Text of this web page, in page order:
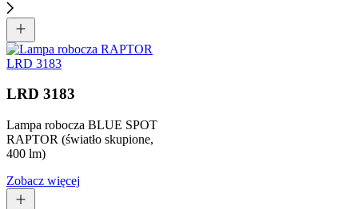
LRD 3183
Lampa robocza BLUE SPOT
RAPTOR (światło skupione,
400 lm)
Zobacz więcej